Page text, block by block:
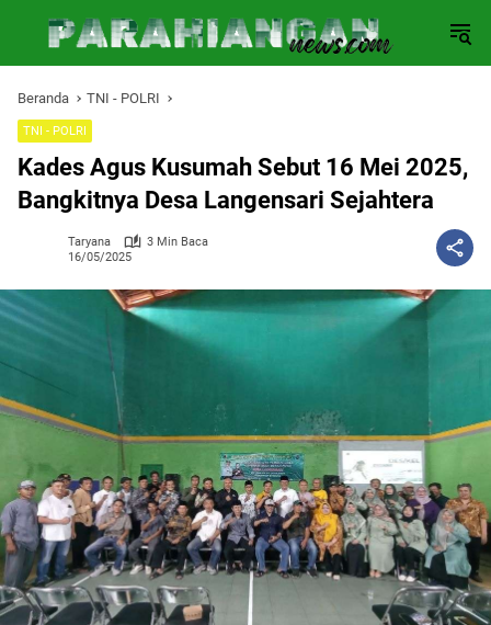
Beranda TNI - POLRI
TNI - POLRI
Kades Agus Kusumah Sebut 16 Mei 2025,
Bangkitnya Desa Langensari Sejahtera
Taryana
3 Min Baca
16/05/2025